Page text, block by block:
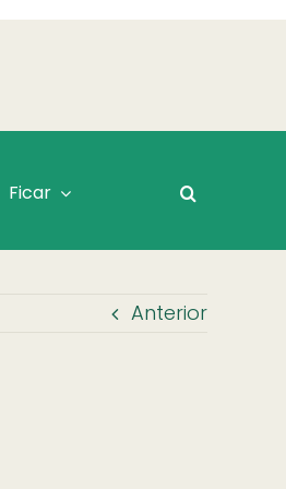
Ficar
Anterior